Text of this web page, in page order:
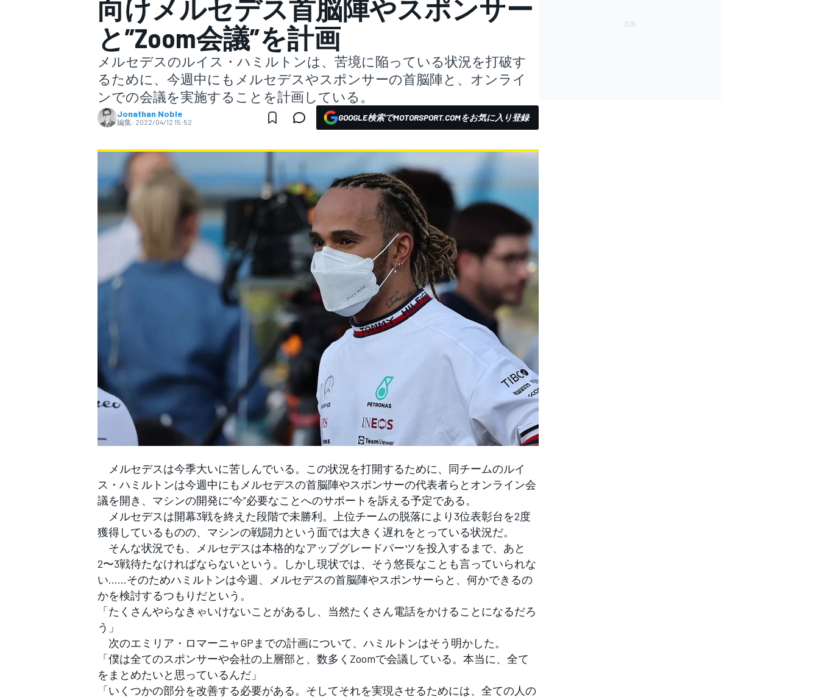
スーパーフォーミュラ
スーパーGT
WEC
フォーミュラE
向けメルセデス首脳陣やスポンサー
と”Zoom会議”を計画
メルセデスのルイス・ハミルトンは、苦境に陥っている状況を打破す
るために、今週中にもメルセデスやスポンサーの首脳陣と、オンライ
ンでの会議を実施することを計画している。
Jonathan Noble
編集: 2022/04/12 15:52 GOOGLE検索でMOTORSPORT.COMをお気に入り登録
メルセデスは今季大いに苦しんでいる。この状況を打開するために、同チームのルイ
ス・ハミルトンは今週中にもメルセデスの首脳陣やスポンサーの代表者らとオンライン会
議を開き、マシンの開発に”今”必要なことへのサポートを訴える予定である。
メルセデスは開幕3戦を終えた段階で未勝利。上位チームの脱落により3位表彰台を2度
獲得しているものの、マシンの戦闘力という面では大きく遅れをとっている状況だ。
そんな状況でも、メルセデスは本格的なアップグレードパーツを投入するまで、あと
2〜3戦待たなければならないという。しかし現状では、そう悠長なことも言っていられな
い……そのためハミルトンは今週、メルセデスの首脳陣やスポンサーらと、何かできるの
かを検討するつもりだという。
「たくさんやらなきゃいけないことがあるし、当然たくさん電話をかけることになるだろ
う」
次のエミリア・ロマーニャGPまでの計画について、ハミルトンはそう明かした。
「僕は全てのスポンサーや会社の上層部と、数多くZoomで会議している。本当に、全て
をまとめたいと思っているんだ」
「いくつかの部分を改善する必要がある。そしてそれを実現させるためには、全ての人の